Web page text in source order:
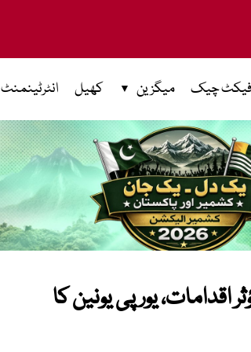
چیک میگزین کھیل انٹرٹینمنٹ
یورپی یونین کا